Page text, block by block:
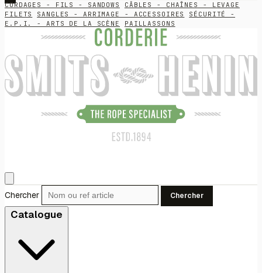
CORDAGES - FILS - SANDOWS
CÂBLES - CHAÎNES - LEVAGE
FILETS
SANGLES - ARRIMAGE - ACCESSOIRES
SÉCURITÉ -
E.P.I. - ARTS DE LA SCÈNE
PAILLASSONS
Chercher Chercher
Catalogue